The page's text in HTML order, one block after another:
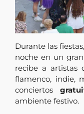
Durante las
noche en un
recibe a artistas
flamenco, indie,
conciertos
ambiente festivo.